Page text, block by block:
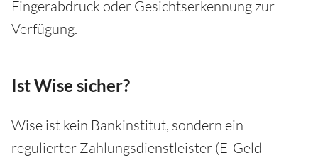
Fingerabdruck oder Gesichtserkennung zur
Verfügung.
Ist Wise sicher?
Wise ist kein Bankinstitut, sondern ein
regulierter Zahlungsdienstleister (E-Geld-